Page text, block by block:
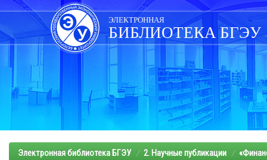
Skip
navigation
ЭЛЕКТРОННАЯ
БИБЛИОТЕКА БГЭУ
Электронная библиотека БГЭУ 2. Научные публикации